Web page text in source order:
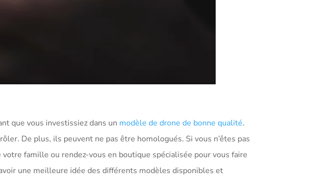
que vous investissiez dans un modèle de drone de bonne qualité.
De plus, ils peuvent ne pas être homologués. Si vous n’êtes pas
famille ou rendez-vous en boutique spécialisée pour vous faire
une meilleure idée des différents modèles disponibles et